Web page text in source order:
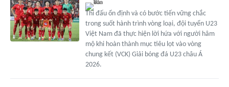
Thi đấu ổn định và có bước tiến vững chắc
trong suốt hành trình vòng loại, đội tuyển U23
Việt Nam đã thực hiện lời hứa với người hâm
mộ khi hoàn thành mục tiêu lọt vào vòng
chung kết (VCK) Giải bóng đá U23 châu Á
2026.